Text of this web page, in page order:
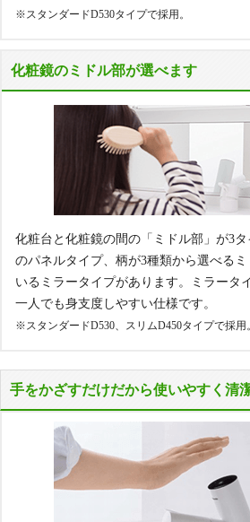
※スタンダードD530タイプで採用。
化粧鏡のミドル部が選べます
化粧台と化粧鏡の間の「ミドル部」が3
のパネルタイプ、柄が3種類から選べる
いるミラータイプがあります。ミラータ
一人でも身支度しやすい仕様です。
※スタンダードD530、スリムD450タイプで採用
手をかざすだけだから使いやすく清